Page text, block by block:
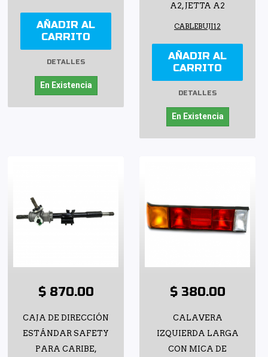
AÑADIR AL
CARRITO
DETALLES
En Existencia
A2, JETTA A2
CABLEBUJI12
AÑADIR AL
CARRITO
DETALLES
En Existencia
$ 870.00
CAJA DE DIRECCIÓN
ESTÁNDAR SAFETY
PARA CARIBE,
$ 380.00
CALAVERA
IZQUIERDA LARGA
CON MICA DE